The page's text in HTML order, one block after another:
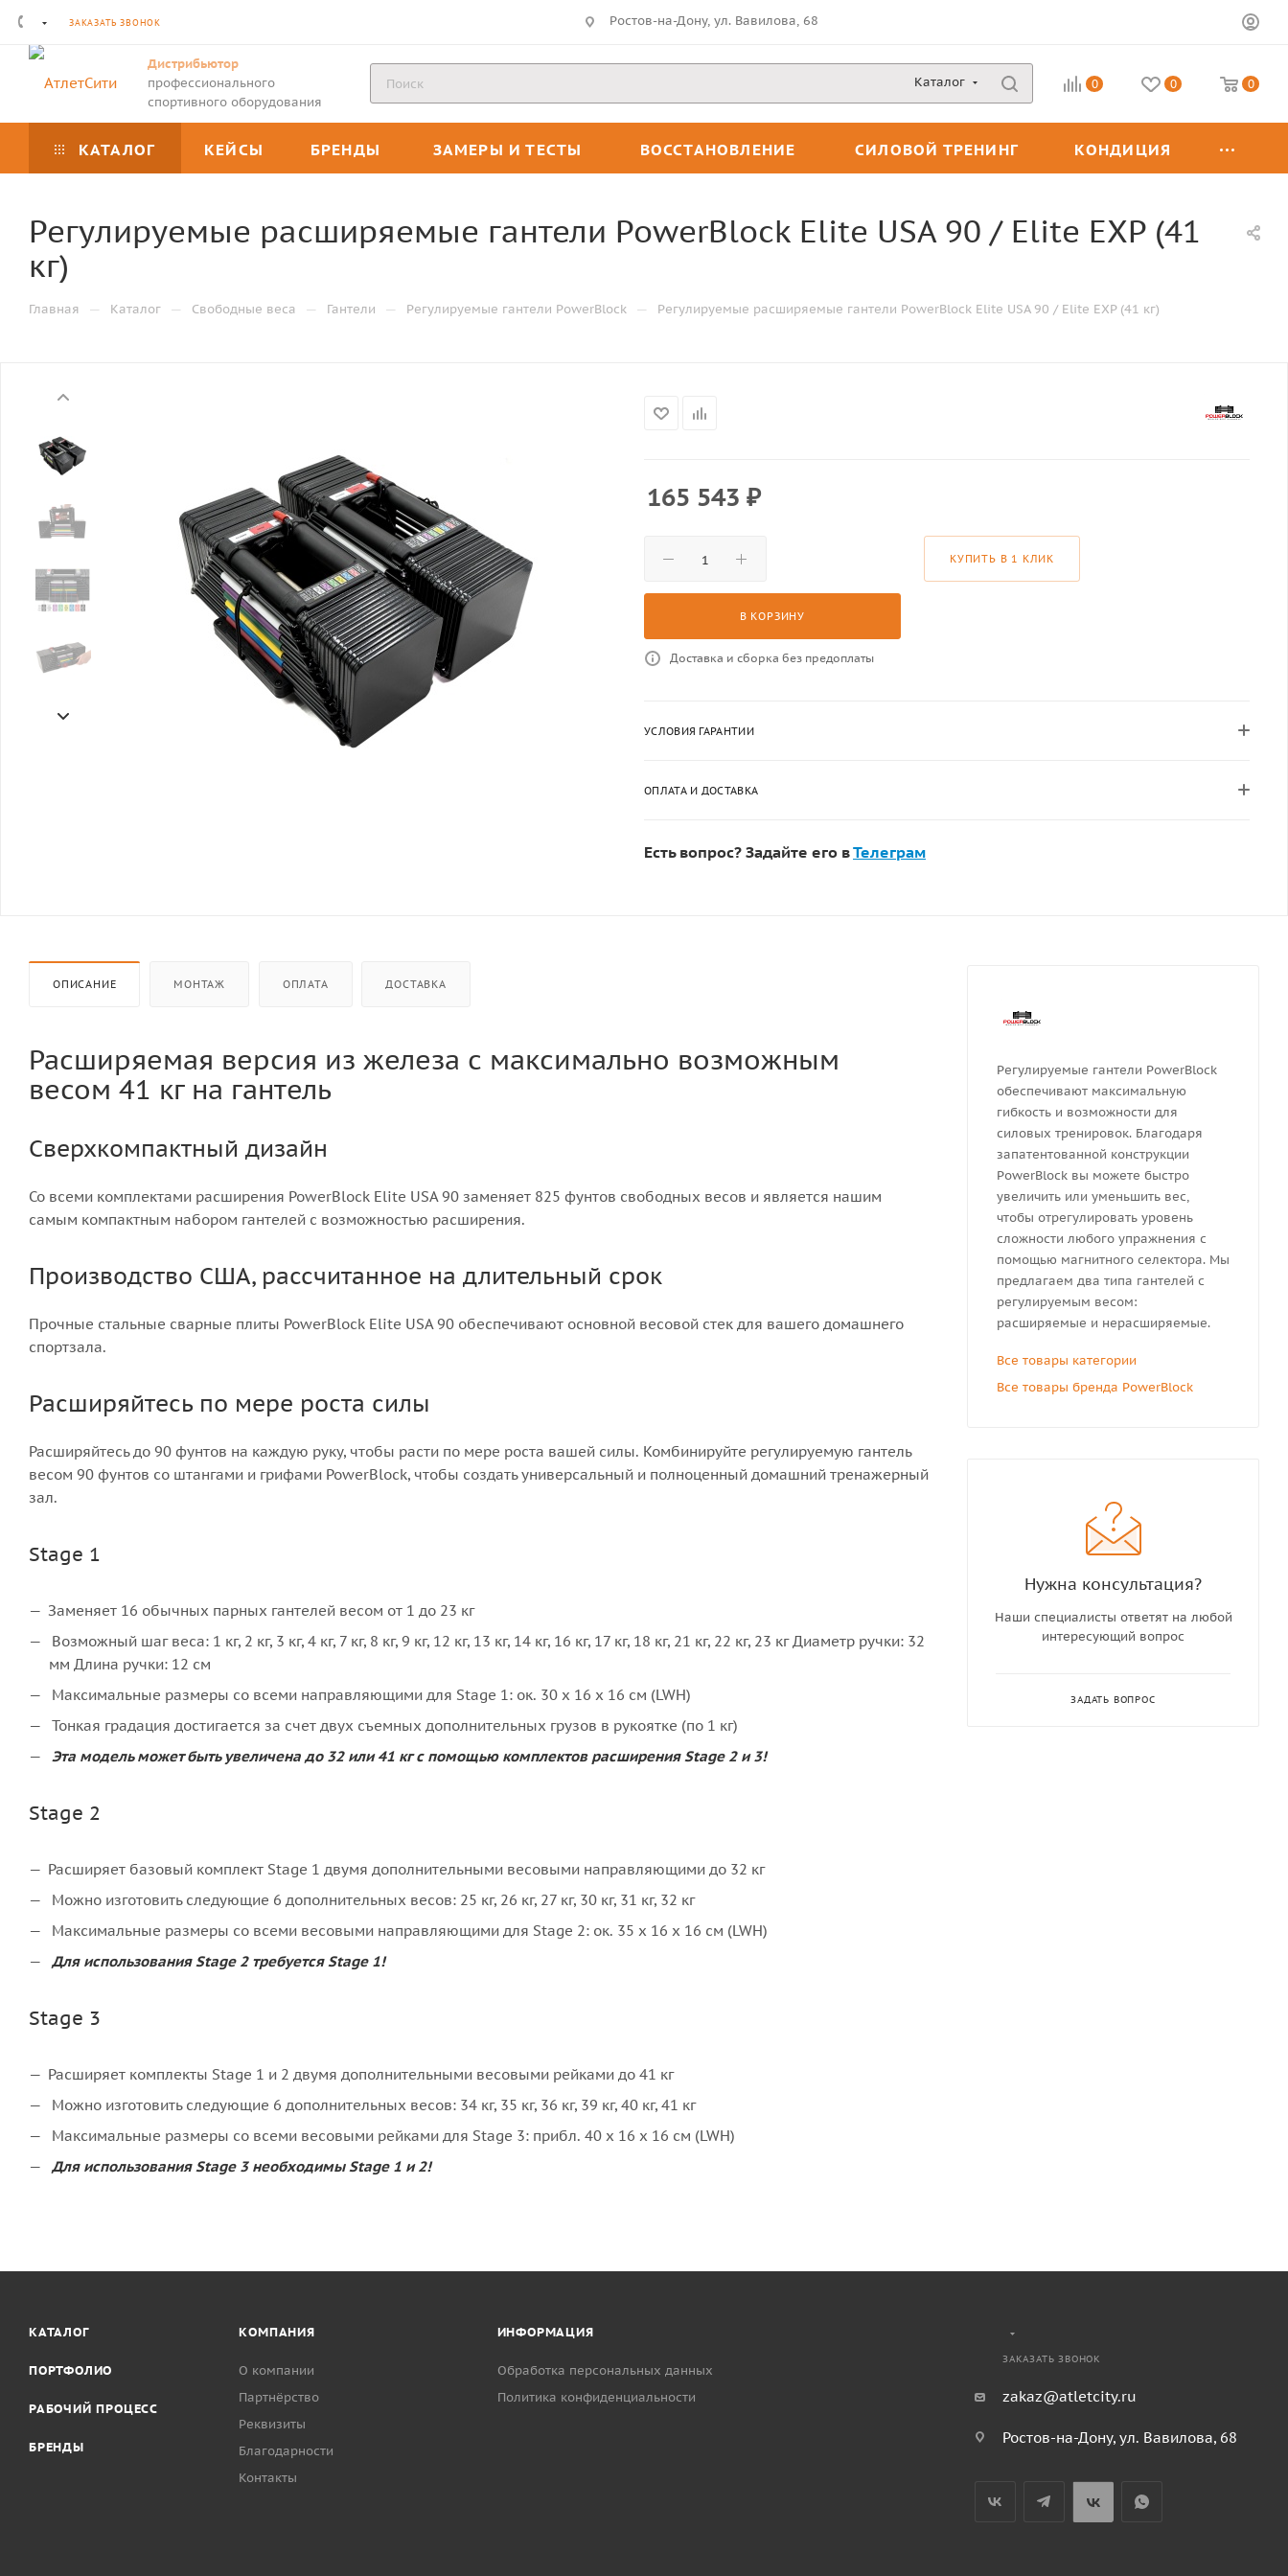
ЗАКАЗАТЬ ЗВОНОК Ростов-на-Дону, ул. Вавилова, 68
Дистрибьютор
профессионального
спортивного оборудования
Каталог 0 0 0
КАТАЛОГ КЕЙСЫ БРЕНДЫ ЗАМЕРЫ И ТЕСТЫ ВОССТАНОВЛЕНИЕ СИЛОВОЙ ТРЕНИНГ КОНДИЦИЯ
Регулируемые расширяемые гантели PowerBlock Elite USA 90 / Elite EXP (41
кг)
Главная — Каталог — Свободные веса — Гантели — Регулируемые гантели PowerBlock — Регулируемые расширяемые гантели PowerBlock Elite USA 90 / Elite EXP (41 кг)
165 543 ₽
В КОРЗИНУ
КУПИТЬ В 1 КЛИК
Доставка и сборка без предоплаты
УСЛОВИЯ ГАРАНТИИ
ОПЛАТА И ДОСТАВКА
Есть вопрос? Задайте его вТелеграм
ОПИСАНИЕ МОНТАЖ ОПЛАТА ДОСТАВКА
Расширяемая версия из железа с максимально возможным
весом 41 кг на гантель
Сверхкомпактный дизайн
Со всеми комплектами расширения PowerBlock Elite USA 90 заменяет 825 фунтов свободных весов и является нашим
самым компактным набором гантелей с возможностью расширения.
Производство США, рассчитанное на длительный срок
Прочные стальные сварные плиты PowerBlock Elite USA 90 обеспечивают основной весовой стек для вашего домашнего
спортзала.
Расширяйтесь по мере роста силы
Расширяйтесь до 90 фунтов на каждую руку, чтобы расти по мере роста вашей силы. Комбинируйте регулируемую гантель
весом 90 фунтов со штангами и грифами PowerBlock, чтобы создать универсальный и полноценный домашний тренажерный
зал.
Stage 1
Заменяет 16 обычных парных гантелей весом от 1 до 23 кг
Возможный шаг веса: 1 кг, 2 кг, 3 кг, 4 кг, 7 кг, 8 кг, 9 кг, 12 кг, 13 кг, 14 кг, 16 кг, 17 кг, 18 кг, 21 кг, 22 кг, 23 кг Диаметр ручки: 32
мм Длина ручки: 12 см
Максимальные размеры со всеми направляющими для Stage 1: ок. 30 x 16 x 16 см (LWH)
Тонкая градация достигается за счет двух съемных дополнительных грузов в рукоятке (по 1 кг)
Эта модель может быть увеличена до 32 или 41 кг с помощью комплектов расширения Stage 2 и 3!
Stage 2
Расширяет базовый комплект Stage 1 двумя дополнительными весовыми направляющими до 32 кг
Можно изготовить следующие 6 дополнительных весов: 25 кг, 26 кг, 27 кг, 30 кг, 31 кг, 32 кг
Максимальные размеры со всеми весовыми направляющими для Stage 2: ок. 35 x 16 x 16 см (LWH)
Для использования Stage 2 требуется Stage 1!
Stage 3
Расширяет комплекты Stage 1 и 2 двумя дополнительными весовыми рейками до 41 кг
Можно изготовить следующие 6 дополнительных весов: 34 кг, 35 кг, 36 кг, 39 кг, 40 кг, 41 кг
Максимальные размеры со всеми весовыми рейками для Stage 3: прибл. 40 x 16 x 16 см (LWH)
Для использования Stage 3 необходимы Stage 1 и 2!
Регулируемые гантели PowerBlock
обеспечивают максимальную
гибкость и возможности для
силовых тренировок. Благодаря
запатентованной конструкции
PowerBlock вы можете быстро
увеличить или уменьшить вес,
чтобы отрегулировать уровень
сложности любого упражнения с
помощью магнитного селектора. Мы
предлагаем два типа гантелей с
регулируемым весом:
расширяемые и нерасширяемые.
Все товары категории
Все товары бренда PowerBlock
Нужна консультация?
Наши специалисты ответят на любой
интересующий вопрос
ЗАДАТЬ ВОПРОС
КАТАЛОГ
ПОРТФОЛИО
РАБОЧИЙ ПРОЦЕСС
БРЕНДЫ
КОМПАНИЯ
О компании
Партнёрство
Реквизиты
Благодарности
Контакты
ИНФОРМАЦИЯ
Обработка персональных данных
Политика конфиденциальности
ЗАКАЗАТЬ ЗВОНОК
zakaz@atletcity.ru
Ростов-на-Дону, ул. Вавилова, 68